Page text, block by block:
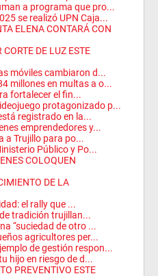
a programa que pro...
se realizó UPN Caja...
ELENA CONTARÁ CON
DE LUZ ESTE
móviles cambiaron d...
millones en multas a o...
fortalecer el fin...
protagonizado p...
registrado en la...
emprendedores y...
a Trujillo para po...
Público y Po...
COLOQUEN
DE LA
el rally que ...
tradición trujillan...
“suciedad de otro ...
agricultores per...
de gestión respon...
hijo en riesgo de d...
PREVENTIVO ESTE